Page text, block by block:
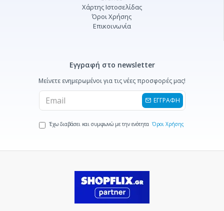
Χάρτης Ιστοσελίδας
Όροι Χρήσης
Επικοινωνία
Εγγραφή στο newsletter
Μείνετε ενημερωμένοι για τις νέες προσφορές μας!
ΕΓΓΡΑΦΗ
Έχω διαβάσει και συμφωνώ με την ενότητα Όροι Χρήσης